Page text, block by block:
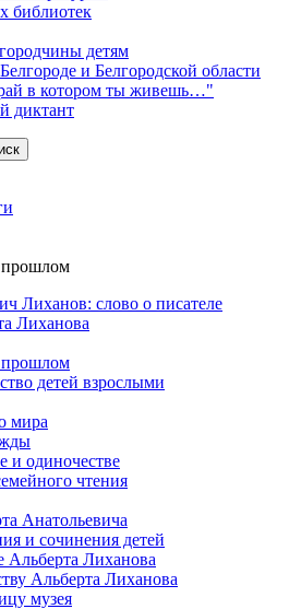
библиотек
детям
и Белгородской области
в котором ты живешь…"
диктант
прошлом
Лиханов: слово о писателе
Лиханова
прошлом
детей взрослыми
мира
и одиночестве
чтения
Анатольевича
и сочинения детей
Альберта Лиханова
Альберта Лиханова
музея